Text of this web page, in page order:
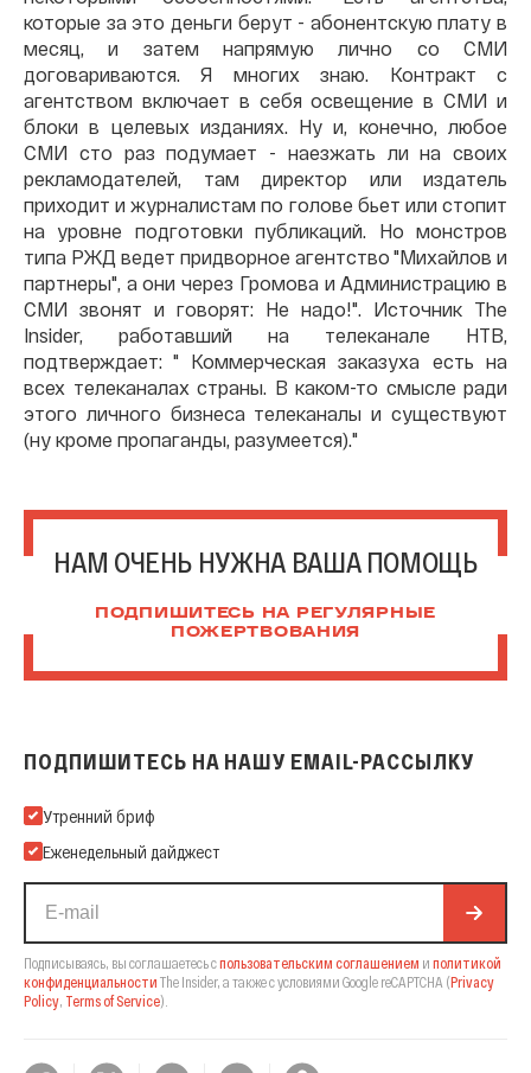
которые за это деньги берут - абонентскую плату в
месяц, и затем напрямую лично со СМИ
договариваются. Я многих знаю. Контракт с
агентством включает в себя освещение в СМИ и
блоки в целевых изданиях. Ну и, конечно, любое
СМИ сто раз подумает - наезжать ли на своих
рекламодателей, там директор или издатель
приходит и журналистам по голове бьет или стопит
на уровне подготовки публикаций. Но монстров
типа РЖД ведет придворное агентство "Михайлов и
партнеры", а они через Громова и Администрацию в
СМИ звонят и говорят: Не надо!". Источник The
Insider, работавший на телеканале НТВ,
подтверждает: " Коммерческая заказуха есть на
всех телеканалах страны. В каком-то смысле ради
этого личного бизнеса телеканалы и существуют
(ну кроме пропаганды, разумеется)."
НАМ ОЧЕНЬ НУЖНА ВАША ПОМОЩЬ
ПОДПИШИТЕСЬ НА РЕГУЛЯРНЫЕ
ПОЖЕРТВОВАНИЯ
ПОДПИШИТЕСЬ НА НАШУ EMAIL-РАССЫЛКУ
Подпишитесь на нашу Email-рассылку
Утренний бриф
Еженедельный дайджест
Подписываясь, вы соглашаетесь спользовательским соглашением и политикой
конфиденциальности The Insider, а также с условиями Google reCAPTCHA (Privacy
Policy, Terms of Service).